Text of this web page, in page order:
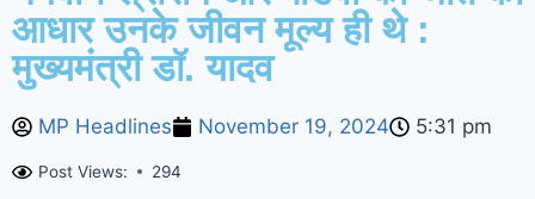
आधार उनके जीवन मूल्य ही थे :
मुख्यमंत्री डॉ. यादव
MP Headlines November 19, 2024 5:31 pm
Post Views: 294